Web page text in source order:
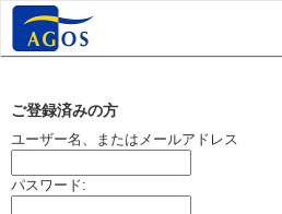
ご登録済みの方
ユーザー名、またはメールアドレス
パスワード: